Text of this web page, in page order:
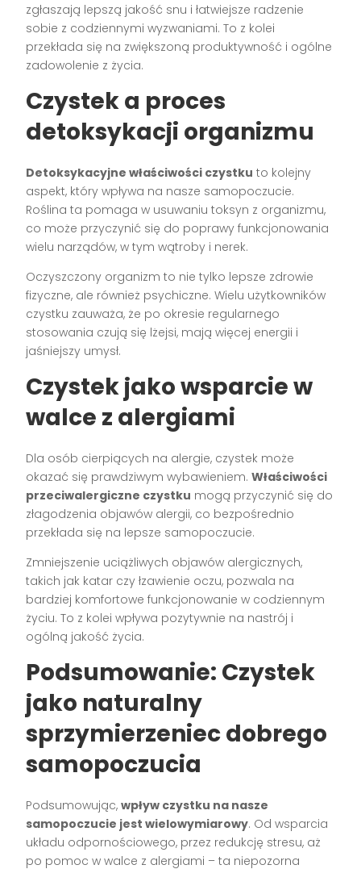
zgłaszają lepszą jakość snu i łatwiejsze radzenie
sobie z codziennymi wyzwaniami. To z kolei
przekłada się na zwiększoną produktywność i ogólne
zadowolenie z życia.
Czystek a proces
detoksykacji organizmu
Detoksykacyjne właściwości czystku to kolejny
aspekt, który wpływa na nasze samopoczucie.
Roślina ta pomaga w usuwaniu toksyn z organizmu,
co może przyczynić się do poprawy funkcjonowania
wielu narządów, w tym wątroby i nerek.
Oczyszczony organizm to nie tylko lepsze zdrowie
fizyczne, ale również psychiczne. Wielu użytkowników
czystku zauważa, że po okresie regularnego
stosowania czują się lżejsi, mają więcej energii i
jaśniejszy umysł.
Czystek jako wsparcie w
walce z alergiami
Dla osób cierpiących na alergie, czystek może
okazać się prawdziwym wybawieniem.Właściwości
przeciwalergiczne czystku mogą przyczynić się do
złagodzenia objawów alergii, co bezpośrednio
przekłada się na lepsze samopoczucie.
Zmniejszenie uciążliwych objawów alergicznych,
takich jak katar czy łzawienie oczu, pozwala na
bardziej komfortowe funkcjonowanie w codziennym
życiu. To z kolei wpływa pozytywnie na nastrój i
ogólną jakość życia.
Podsumowanie: Czystek
jako naturalny
sprzymierzeniec dobrego
samopoczucia
Podsumowując,wpływ czystku na nasze
samopoczucie jest wielowymiarowy. Od wsparcia
układu odpornościowego, przez redukcję stresu, aż
po pomoc w walce z alergiami – ta niepozorna